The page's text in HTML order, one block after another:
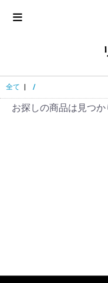
全て /
お探しの商品は見つ